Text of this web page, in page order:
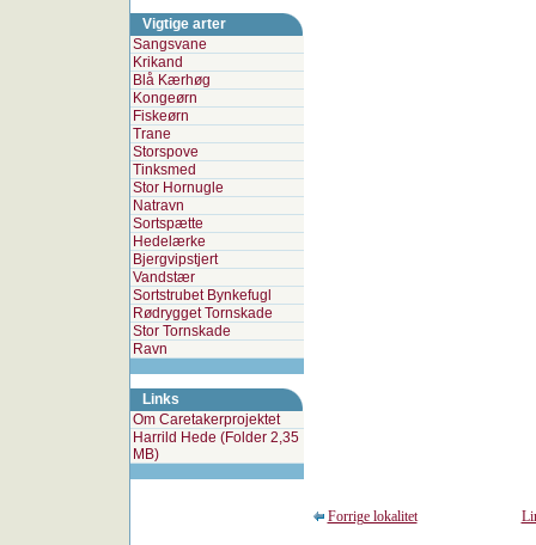
Vigtige arter
Sangsvane
Krikand
Blå Kærhøg
Kongeørn
Fiskeørn
Trane
Storspove
Tinksmed
Stor Hornugle
Natravn
Sortspætte
Hedelærke
Bjergvipstjert
Vandstær
Sortstrubet Bynkefugl
Rødrygget Tornskade
Stor Tornskade
Ravn
Links
Om Caretakerprojektet
Harrild Hede (Folder 2,35
MB)
Forrige lokalitet